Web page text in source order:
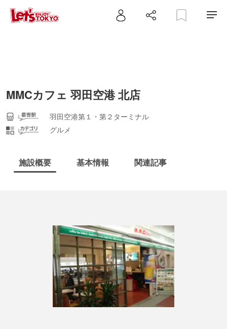
MMCカフェ 羽田空港 北店
羽田空港第１・第２ターミナル
グルメ
施設概要 基本情報 関連記事